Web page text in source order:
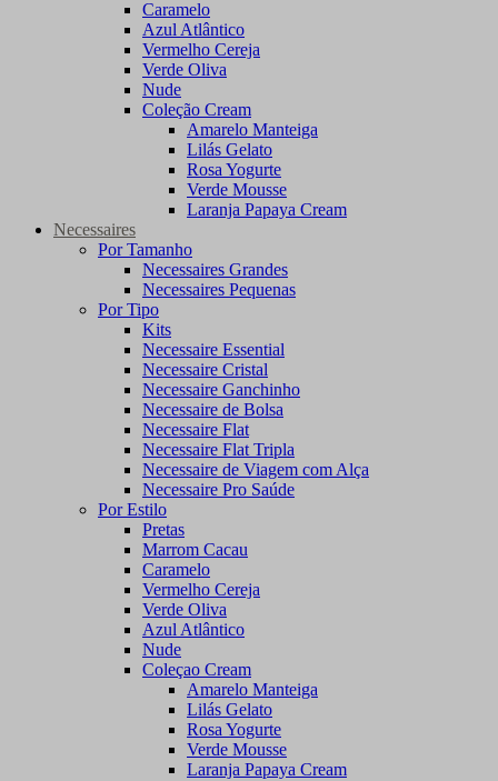
Caramelo
Azul Atlântico
Vermelho Cereja
Verde Oliva
Nude
Coleção Cream
Amarelo Manteiga
Lilás Gelato
Rosa Yogurte
Verde Mousse
Laranja Papaya Cream
Necessaires
Por Tamanho
Necessaires Grandes
Necessaires Pequenas
Por Tipo
Kits
Necessaire Essential
Necessaire Cristal
Necessaire Ganchinho
Necessaire de Bolsa
Necessaire Flat
Necessaire Flat Tripla
Necessaire de Viagem com Alça
Necessaire Pro Saúde
Por Estilo
Pretas
Marrom Cacau
Caramelo
Vermelho Cereja
Verde Oliva
Azul Atlântico
Nude
Coleçao Cream
Amarelo Manteiga
Lilás Gelato
Rosa Yogurte
Verde Mousse
Laranja Papaya Cream